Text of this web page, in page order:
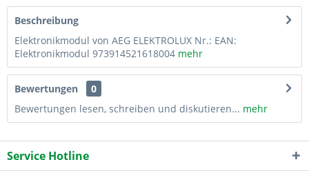
Beschreibung
Elektronikmodul von AEG ELEKTROLUX Nr.: EAN:
Elektronikmodul 973914521618004 mehr
Bewertungen
0
Bewertungen lesen, schreiben und diskutieren... mehr
Service Hotline